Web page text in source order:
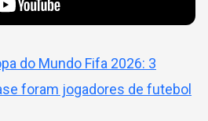
do Mundo Fifa 2026: 3
foram jogadores de futebol